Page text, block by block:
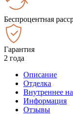
Беспроцентная
Гарантия
2 года
Описание
Отделка
Внутреннее
Информация
Отзывы